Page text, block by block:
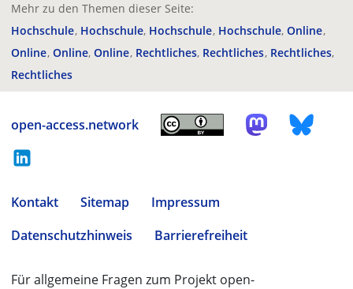
Mehr zu den Themen dieser Seite:
Hochschule Hochschule Hochschule Hochschule Online
Online Online Online Rechtliches Rechtliches Rechtliches
Rechtliches
open-access.network
Kontakt Sitemap
Impressum
Datenschutzhinweis
Barrierefreiheit
Für allgemeine Fragen zum Projekt open-